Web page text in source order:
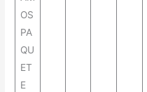
OS
PA
QU
ET
E